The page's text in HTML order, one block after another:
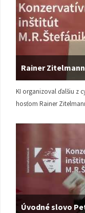
Rainer
KI organizoval ďalšiu z
hosťom Rainer
Úvodné slovo